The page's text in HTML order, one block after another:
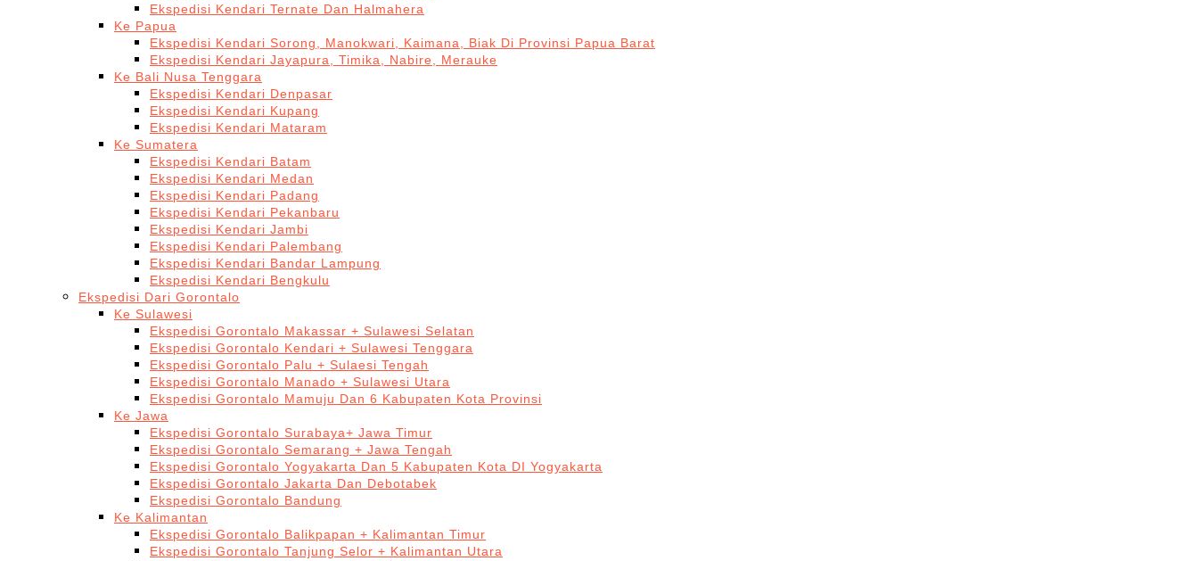
Ekspedisi Kendari Ternate Dan Halmahera
Ke Papua
Ekspedisi Kendari Sorong, Manokwari, Kaimana, Biak Di Provinsi Papua Barat
Ekspedisi Kendari Jayapura, Timika, Nabire, Merauke
Ke Bali Nusa Tenggara
Ekspedisi Kendari Denpasar
Ekspedisi Kendari Kupang
Ekspedisi Kendari Mataram
Ke Sumatera
Ekspedisi Kendari Batam
Ekspedisi Kendari Medan
Ekspedisi Kendari Padang
Ekspedisi Kendari Pekanbaru
Ekspedisi Kendari Jambi
Ekspedisi Kendari Palembang
Ekspedisi Kendari Bandar Lampung
Ekspedisi Kendari Bengkulu
Ekspedisi Dari Gorontalo
Ke Sulawesi
Ekspedisi Gorontalo Makassar + Sulawesi Selatan
Ekspedisi Gorontalo Kendari + Sulawesi Tenggara
Ekspedisi Gorontalo Palu + Sulaesi Tengah
Ekspedisi Gorontalo Manado + Sulawesi Utara
Ekspedisi Gorontalo Mamuju Dan 6 Kabupaten Kota Provinsi
Ke Jawa
Ekspedisi Gorontalo Surabaya+ Jawa Timur
Ekspedisi Gorontalo Semarang + Jawa Tengah
Ekspedisi Gorontalo Yogyakarta Dan 5 Kabupaten Kota DI Yogyakarta
Ekspedisi Gorontalo Jakarta Dan Debotabek
Ekspedisi Gorontalo Bandung
Ke Kalimantan
Ekspedisi Gorontalo Balikpapan + Kalimantan Timur
Ekspedisi Gorontalo Tanjung Selor + Kalimantan Utara